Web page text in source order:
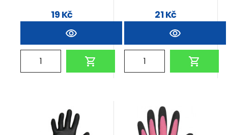
19 Kč 21 Kč